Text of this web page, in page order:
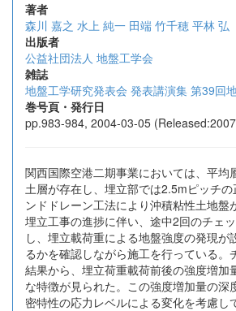
著者
森川 嘉之 水上 純一 田端 竹千穂 平林 弘
出版者
公益社団法人 地盤工学会
雑誌
地盤工学研究発表会 発表講演集 第39回
巻号頁・発行日
pp.983-984, 2004-03-05
関西国際空港二期事業においては、平均
土層が存在し、埋立部では2.5mピッチ
ンドドレーン工法により沖積粘性土地盤
埋立工事の進捗に伴い、途中2回のチェ
し、埋立載荷重による地盤強度の発現が
るかを確認しながら施工を行っている。
結果から、埋立荷重載荷前後の強度増加
な特徴が見られた。この強度増加量の深
密特性の応力レベルによる変化を考慮し